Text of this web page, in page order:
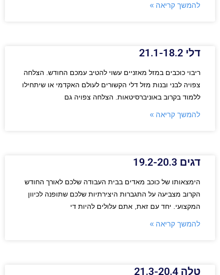
להמשך קריאה »
דלי 21.1-18.2
ריבוי כוכבים במזל מאזניים עשוי להטיב עמכם החודש. הצלחה
צפויה לבני ובנות מזל דלי הקשורים לעולם האקדמי או שיתחילו
ללמוד בקרוב באוניברסיטאות. הצלחה צפויה גם
להמשך קריאה »
דגים 19.2-20.3
הימצאותו של כוכב מאדים בבית העבודה שלכם לאורך החודש
הקרוב מצביעה על התגברות היצירתיות שלכם שתופנה לכיוון
המקצועי. יחד עם זאת, אתם עלולים להיות די
להמשך קריאה »
טלה 21.3-20.4